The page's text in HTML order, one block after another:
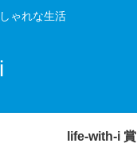
ゃれな生活
life-with-i 賞